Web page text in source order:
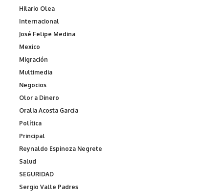
Hilario Olea
Internacional
José Felipe Medina
Mexico
Migración
Multimedia
Negocios
Olor a Dinero
Oralia Acosta García
Política
Principal
Reynaldo Espinoza Negrete
Salud
SEGURIDAD
Sergio Valle Padres